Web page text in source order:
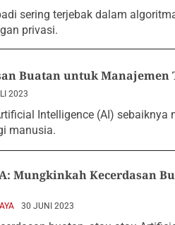
sering terjebak dalam
privasi.
Buatan untuk Manajemen
2023
Intelligence (AI)
manusia.
Mungkinkah Kecerdasan
30 JUNI 2023